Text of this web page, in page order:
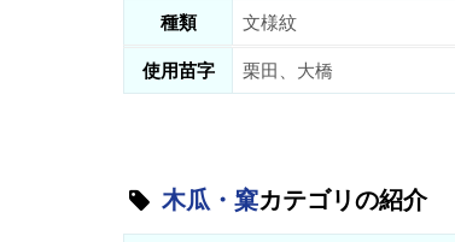
種類
文様紋
使用苗字
栗田、大橋
木瓜・窠カテゴリの紹介